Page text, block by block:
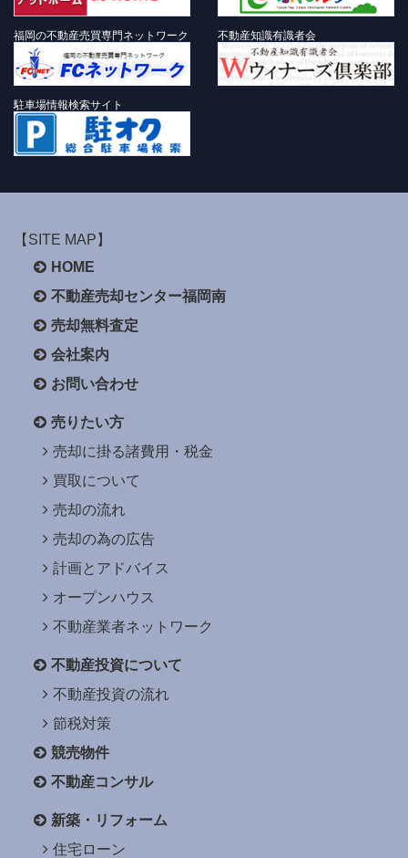
福岡の不動産売買専門ネットワーク 不動産知識有識者会
駐車場情報検索サイト
【SITE MAP】
HOME
不動産売却センター福岡南
売却無料査定
会社案内
お問い合わせ
売りたい方
売却に掛る諸費用・税金
買取について
売却の流れ
売却の為の広告
計画とアドバイス
オープンハウス
不動産業者ネットワーク
不動産投資について
不動産投資の流れ
節税対策
競売物件
不動産コンサル
新築・リフォーム
住宅ローン